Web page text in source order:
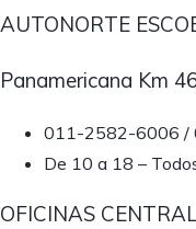
AUTONORTE
Panamericana Km
011-2582-6006 /
De 10 a 18 –
OFICINAS